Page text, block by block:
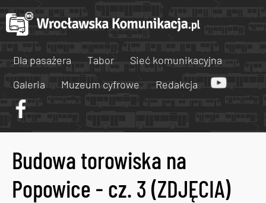
Dla pasażera Tabor
Sieć komunikacyjna
Galeria
Muzeum cyfrowe Redakcja
Budowa torowiska na
Popowice - cz. 3 (ZDJĘCIA)